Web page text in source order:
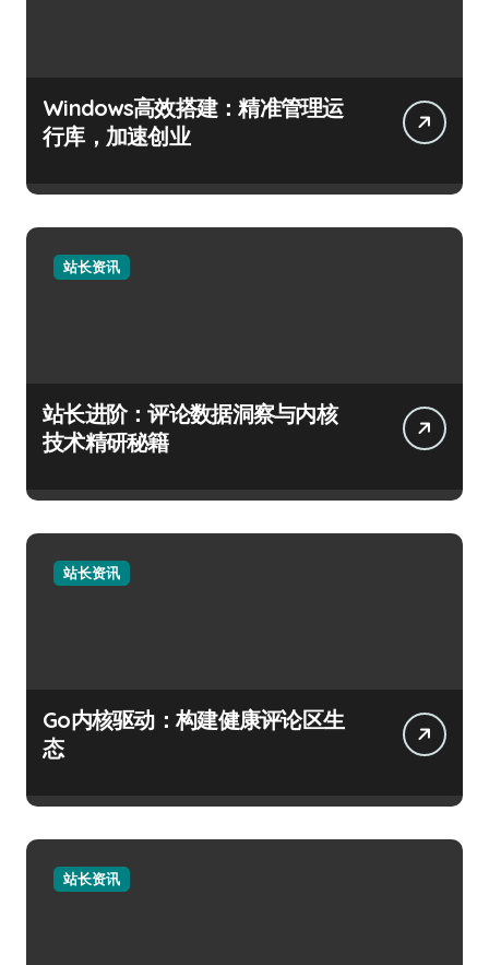
Windows高效搭建：精准管理运
行库，加速创业
站长资讯
站长进阶：评论数据洞察与内核
技术精研秘籍
站长资讯
Go内核驱动：构建健康评论区生
态
站长资讯